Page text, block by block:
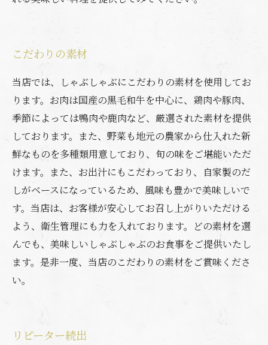
こだわりの素材
当店では、しゃぶしゃぶにこだわりの素材を使用してお
ります。お肉は国産の黒毛和牛を中心に、鶏肉や豚肉、
季節によっては鴨肉や鹿肉など、厳選された素材を提供
しております。また、野菜も地元の農家から仕入れた新
鮮なものを多種類用意しており、旬の味をご堪能いただ
けます。また、お出汁にもこだわっており、自家製のだ
しがベースになっているため、風味も豊かで美味しいで
す。当店は、お客様が安心してお召し上がりいただける
よう、衛生管理にも力を入れております。どの素材を選
んでも、美味しいしゃぶしゃぶのお食事をご提供いたし
ます。是非一度、当店のこだわりの素材をご賞味くださ
い。
リピーター続出